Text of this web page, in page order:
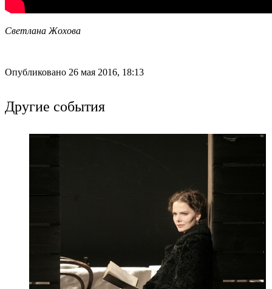
Светлана Жохова
Опубликовано 26 мая 2016, 18:13
Другие события